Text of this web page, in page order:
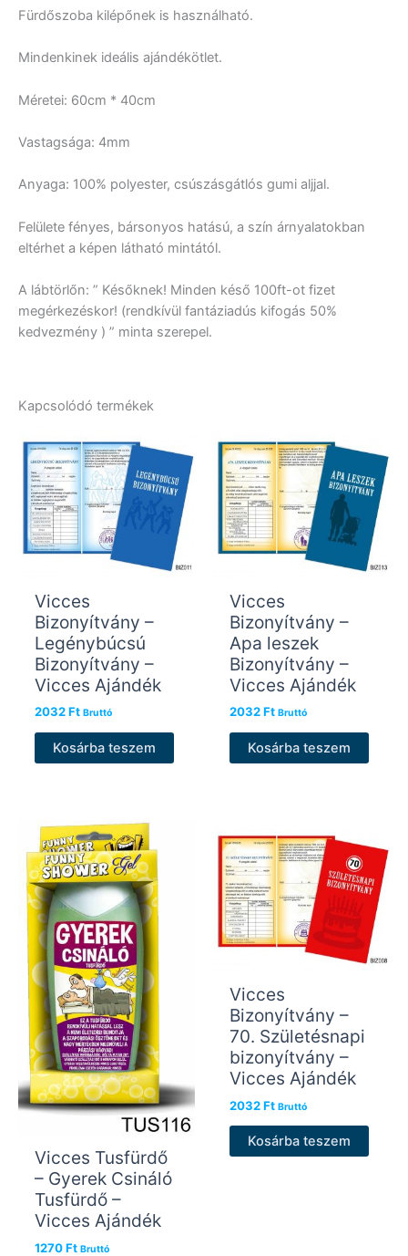
Fürdőszoba kilépőnek is használható.
Mindenkinek ideális ajándékötlet.
Méretei: 60cm * 40cm
Vastagsága: 4mm
Anyaga: 100% polyester, csúszásgátlós gumi aljjal.
Felülete fényes, bársonyos hatású, a szín árnyalatokban
eltérhet a képen látható mintától.
A lábtörlőn: ” Későknek! Minden késő 100ft-ot fizet
megérkezéskor! (rendkívül fantáziadús kifogás 50%
kedvezmény ) ” minta szerepel.
Kapcsolódó termékek
Vicces
Bizonyítvány –
Legénybúcsú
Bizonyítvány –
Vicces Ajándék
2032Ft Bruttó
Kosárba teszem
Vicces
Bizonyítvány –
Apa leszek
Bizonyítvány –
Vicces Ajándék
2032Ft Bruttó
Kosárba teszem
Vicces Tusfürdő
– Gyerek Csináló
Tusfürdő –
Vicces Ajándék
1270Ft Bruttó
Vicces
Bizonyítvány –
70. Születésnapi
bizonyítvány –
Vicces Ajándék
2032Ft Bruttó
Kosárba teszem